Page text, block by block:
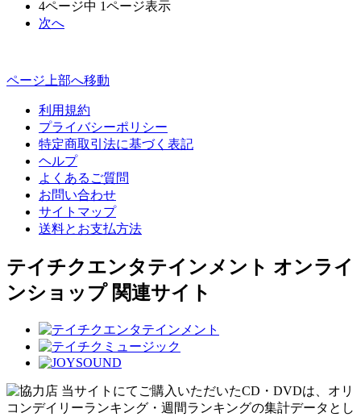
4ページ中 1ページ表示
次へ
ページ上部へ移動
利用規約
プライバシーポリシー
特定商取引法に基づく表記
ヘルプ
よくあるご質問
お問い合わせ
サイトマップ
送料とお支払方法
テイチクエンタテインメント オンライ
ンショップ 関連サイト
当サイトにてご購入いただいたCD・DVDは、オリ
コンデイリーランキング・週間ランキングの集計データとし